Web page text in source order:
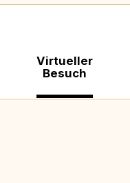
Virtueller
Besuch